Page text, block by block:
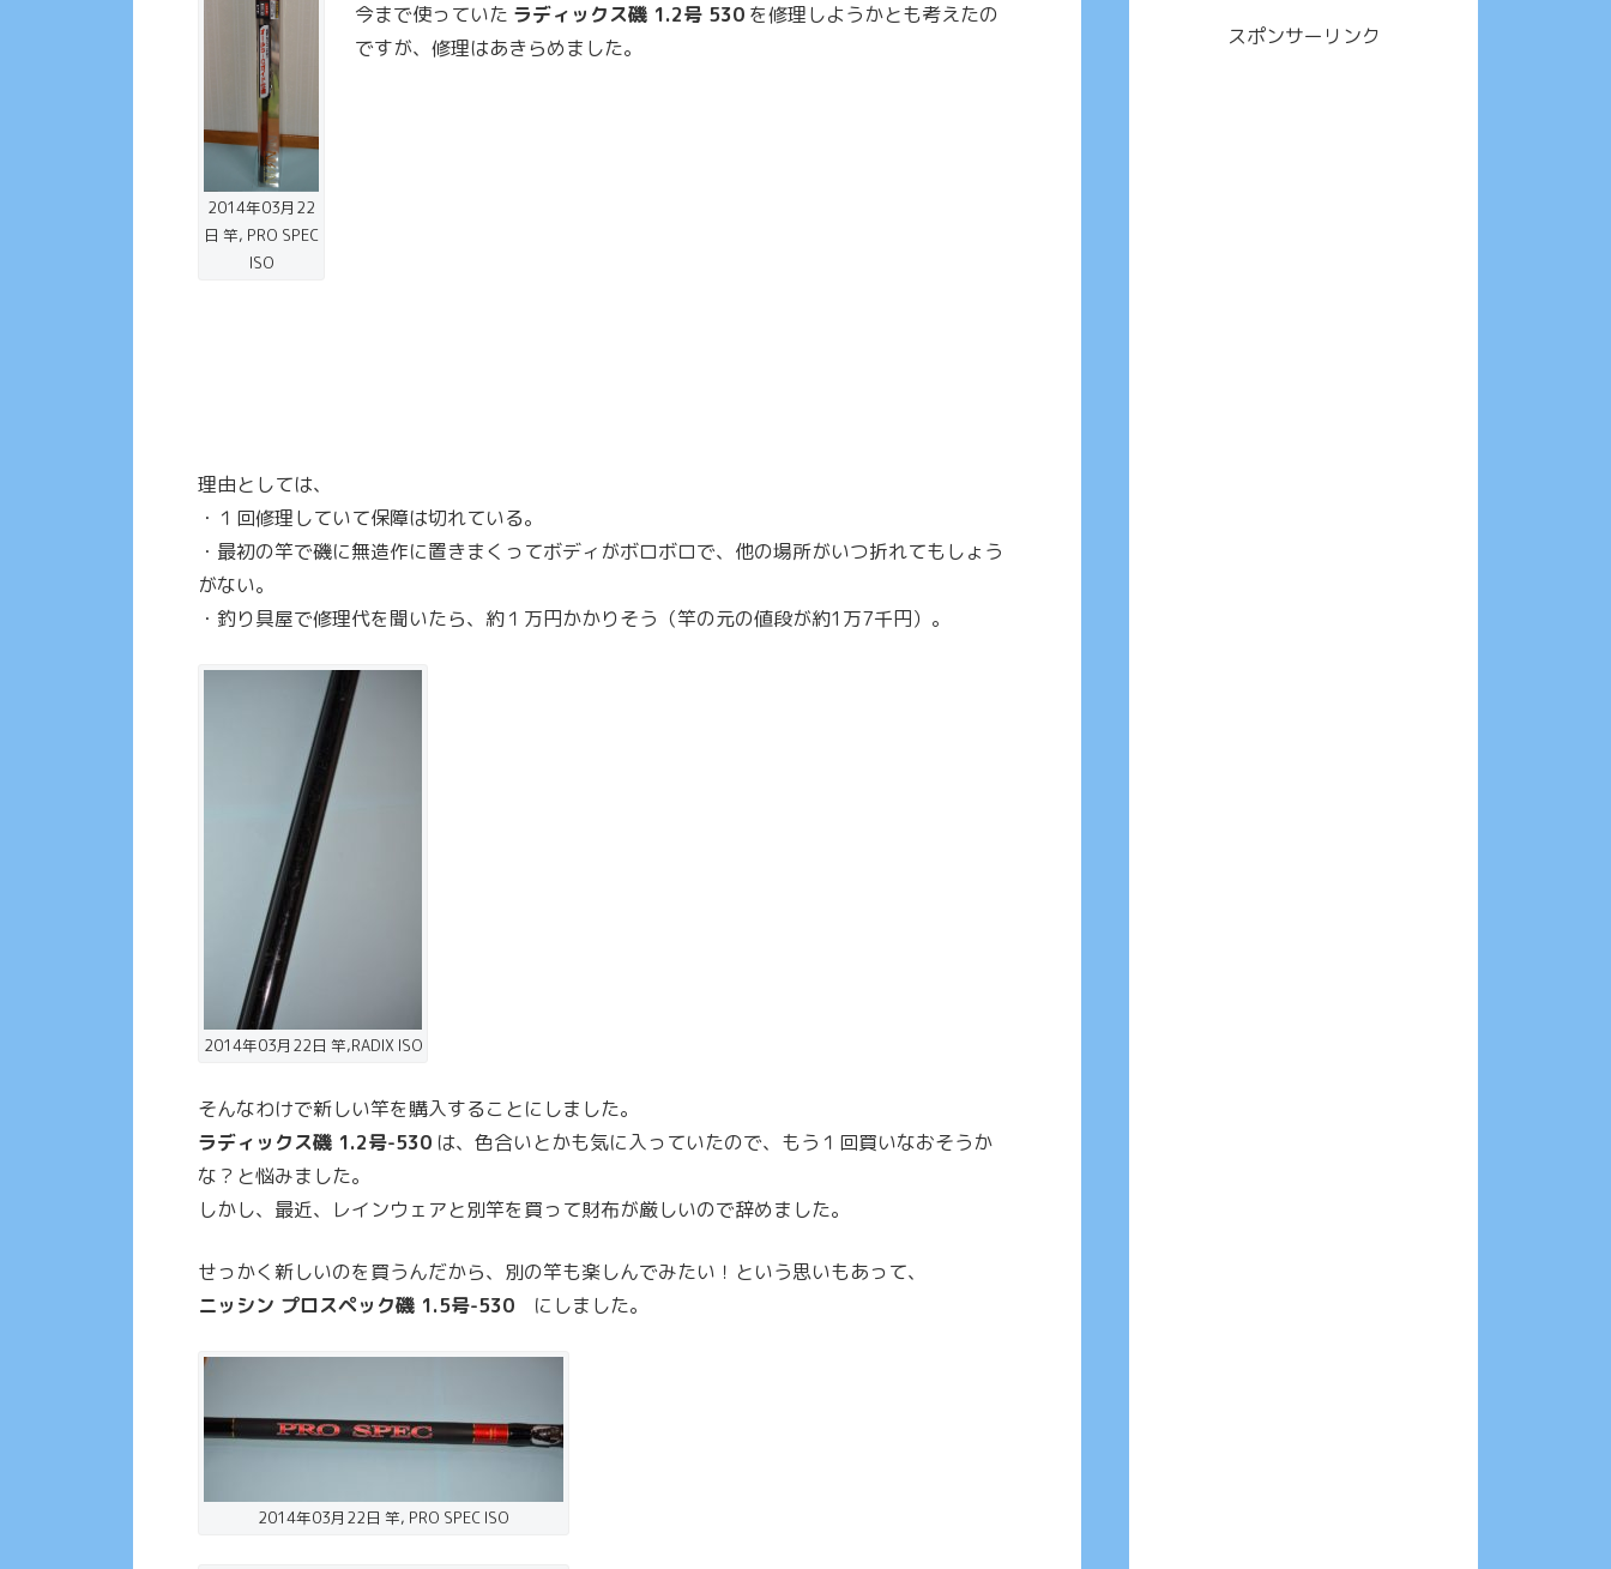
2014年03月22
日 竿, PRO SPEC
ISO
今まで使っていた ラディックス磯 1.2号 530 を修理しようかとも考えたの
ですが、修理はあきらめました。
理由としては、
・１回修理していて保障は切れている。
・最初の竿で磯に無造作に置きまくってボディがボロボロで、他の場所がいつ折れてもしょう
がない。
・釣り具屋で修理代を聞いたら、約１万円かかりそう（竿の元の値段が約1万7千円）。
2014年03月22日 竿,RADIX ISO
そんなわけで新しい竿を購入することにしました。
ラディックス磯 1.2号-530 は、色合いとかも気に入っていたので、もう１回買いなおそうか
な？と悩みました。
しかし、最近、レインウェアと別竿を買って財布が厳しいので辞めました。
せっかく新しいのを買うんだから、別の竿も楽しんでみたい！という思いもあって、
ニッシン プロスペック磯 1.5号-530 にしました。
2014年03月22日 竿, PRO SPEC ISO
スポンサーリンク